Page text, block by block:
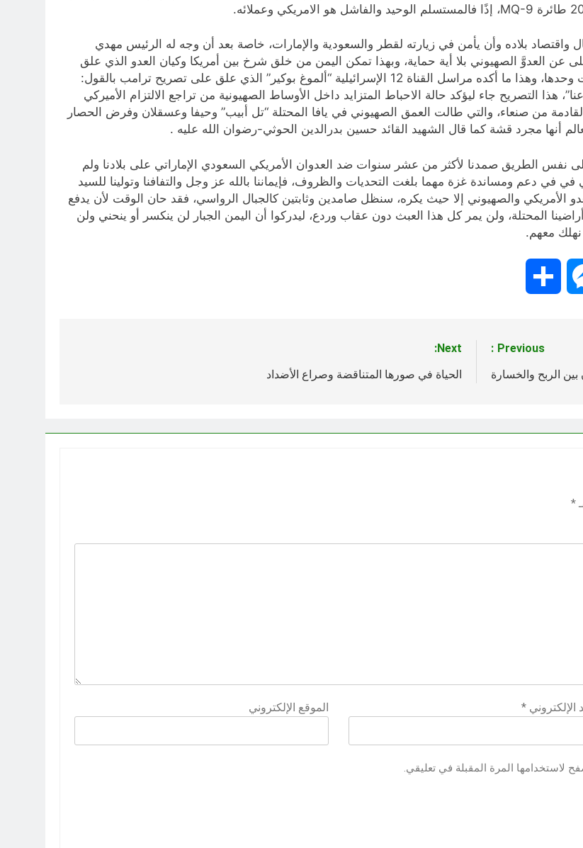
بلاده وأن يأمن في زيارته لقطر والسعودية والإمارات، خاصة بعد أن وجه له الرئيس مهدي
عن العدوَّ الصهيوني بلا أية حماية، وبهذا تمكن اليمن من خلق شرخ بين أمريكا وكيان العدو الذي علق
على تصريحات ترامب وأكد أنها مفاجئة للغاية وأن إسرائيل تُركت وحدها، وهذا ما أكده مراسل القناة 12 الإسرائيلية “ألموغ بوكير” الذي علق على تصريح ترامب بالقول:
هذا التصريح جاء ليؤكد حالة الاحباط المتزايد داخل الأوساط الصهيونية من تراجع الالتزام الأميركي
من صنعاء، والتي طالت العمق الصهيوني في يافا المحتلة “تل أبيب” وحيفا وعسقلان وفرض الحصار
أنها مجرد قشة كما قال الشهيد القائد حسين بدرالدين الحوثي-رضوان الله عليه .
الطريق صمدنا لأكثر من عشر سنوات ضد العدوان الأمريكي السعودي الإماراتي على بلادنا ولم
في في دعم ومساندة غزة مهما بلغت التحديات والظروف، فإيماننا بالله عز وجل والتفافنا وتولينا للسيد
الأمريكي والصهيوني إلا حيث يكره، سنظل صامدين وثابتين كالجبال الرواسي، فقد حان الوقت لأن يدفع
المحتلة، ولن يمر كل هذا العبث دون عقاب وردع، ليدركوا أن اليمن الجبار لن ينكسر أو ينحني ولن
نهلك معهم.
Messenger
Previous:
الربح والخسارة
Next:
الحياة في صورها المتناقضة وصراع الأضداد
*
الإلكتروني* الموقع الإلكتروني
لاستخدامها المرة المقبلة في تعليقي.